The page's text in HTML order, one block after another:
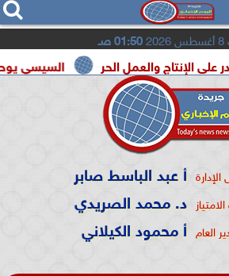
  
01:50 صـ
السيسي يوحد السودان والعمل الحر
أ عبد الباسط صابر
د. محمد الصريدي
العام أ محمود الكيلاني